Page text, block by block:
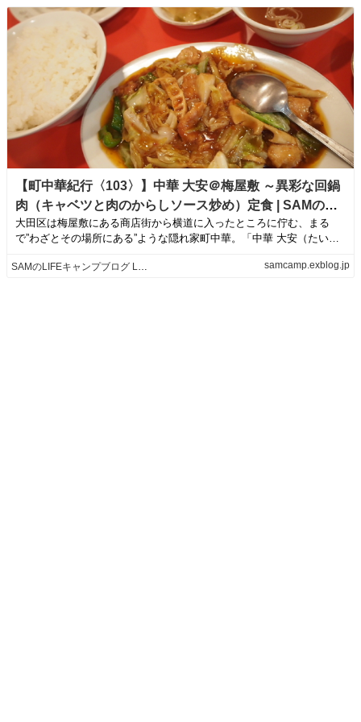
【町中華紀行〈103〉】中華 大安＠梅屋敷 ～異彩な回鍋
肉（キャベツと肉のからしソース炒め）定食 | SAMの
LIFEキャンプブログ Life is like camping!
大田区は梅屋敷にある商店街から横道に入ったところに佇む、まる
で”わざとその場所にある”ような隠れ家町中華。「中華 大安（たいあ
SAMのLIFEキャンプブログ Life is like camping! samcamp.exblog.jp